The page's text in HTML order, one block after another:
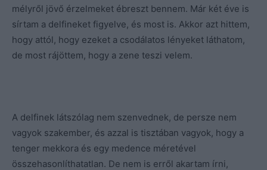
mélyről jövő érzelmeket ébreszt bennem. Már két éve is
sírtam a delfineket figyelve, és most is. Akkor azt hittem,
hogy attól, hogy ezeket a csodálatos lényeket láthatom,
de most rájöttem, hogy a zene teszi velem.
A delfinek látszólag nem szenvednek, de persze nem
vagyok szakember, és azzal is tisztában vagyok, hogy a
tenger mekkora és egy medence méretével
összehasonlíthatatlan. De nem is erről akartam írni,